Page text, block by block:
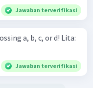
Jawaban terverifikasi
a, b, c, or d! Lita:
Jawaban terverifikasi